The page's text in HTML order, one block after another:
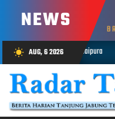
NEWS
wb_sunny AUG, 6 2026
di Telanaipura